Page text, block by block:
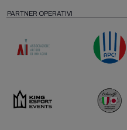
PARTNER OPERATIVI